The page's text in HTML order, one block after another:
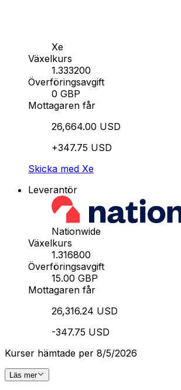
Xe
Växelkurs
1.333200
Överföringsavgift
0 GBP
Mottagaren får
26,664.00 USD
+347.75 USD
Skicka med Xe
Leverantör
Nationwide
Växelkurs
1.316800
Överföringsavgift
15.00 GBP
Mottagaren får
26,316.24 USD
-347.75 USD
Kurser hämtade per 8/5/2026
Läs mer